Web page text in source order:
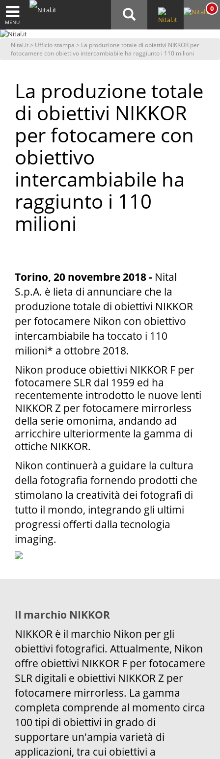
MENU
0
Nital.it> Ufficio stampa > La produzione totale di obiettivi NIKKOR per
fotocamere con obiettivo intercambiabile ha raggiunto i 110 milioni
La produzione totale
di obiettivi NIKKOR
per fotocamere con
obiettivo
intercambiabile ha
raggiunto i 110
milioni
Torino, 20 novembre 2018 - Nital
S.p.A. è lieta di annunciare che la
produzione totale di obiettivi NIKKOR
per fotocamere Nikon con obiettivo
intercambiabile ha toccato i 110
milioni* a ottobre 2018.
Nikon produce obiettivi NIKKOR F per
fotocamere SLR dal 1959 ed ha
recentemente introdotto le nuove lenti
NIKKOR Z per fotocamere mirrorless
della serie omonima, andando ad
arricchire ulteriormente la gamma di
ottiche NIKKOR.
Nikon continuerà a guidare la cultura
della fotografia fornendo prodotti che
stimolano la creatività dei fotografi di
tutto il mondo, integrando gli ultimi
progressi offerti dalla tecnologia
imaging.
Il marchio NIKKOR
NIKKOR è il marchio Nikon per gli
obiettivi fotografici. Attualmente, Nikon
offre obiettivi NIKKOR F per fotocamere
SLR digitali e obiettivi NIKKOR Z per
fotocamere mirrorless. La gamma
completa comprende al momento circa
100 tipi di obiettivi in grado di
supportare un'ampia varietà di
applicazioni, tra cui obiettivi a